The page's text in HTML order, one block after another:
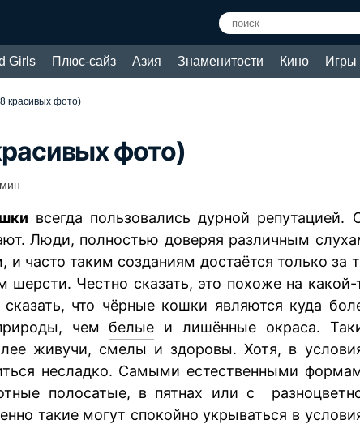
Girls Плюс-сайз Азия Знаменитости Кино Игры
красивых фото)
фото)
всегда пользовались дурной репутацией.
Люди, полностью доверяя различным
часто таким созданиям достаётся только за
шерсти. Честно сказать, это похоже на какой-
что чёрные кошки являются куда
чем белые и лишённые окраса.
живучи, смелы и здоровы. Хотя, в
несладко. Самыми естественными
полосатые, в пятнах или с
такие могут спокойно укрываться в